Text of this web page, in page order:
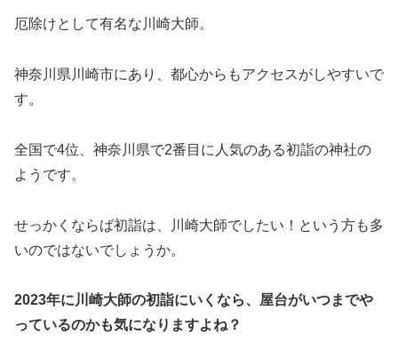
厄除けとして有名な川崎大師。
神奈川県川崎市にあり、都心からもアクセスがしやすいで
す。
全国で4位、神奈川県で2番目に人気のある初詣の神社の
ようです。
せっかくならば初詣は、川崎大師でしたい！という方も多
いのではないでしょうか。
2023年に川崎大師の初詣にいくなら、屋台がいつまでや
っているのかも気になりますよね？